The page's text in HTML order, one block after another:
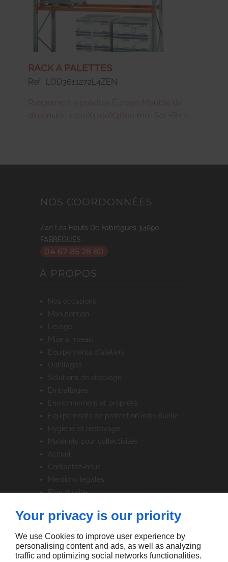
RACK A PALETTES
Ref : LOD3611272L4ZEN
Fabrication FRANCE
NOS COORDONNÉES
Zae Les Hauts De Fabrègues 34690
FABREGUES
04 67 85 28 80
À PROPOS
nos occasions
manutention
mise à niveau
equipements d'ateliers
outillages
solutions de stockage
emballages
environnement et propreté
equipements de protection individuelle
hygiène et nettoyage
matériels pour collectivités
accueil
contactez-nous
mentions légales
plan du site
SUIVEZ-NOUS
Your privacy is our priority
We use Cookies to improve user experience by
personalising content and ads, as well as analyzing
traffic and optimizing social networks functionalities.